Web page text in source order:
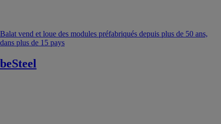
Balat vend et loue des modules préfabriqués depuis plus de 50 ans,
dans plus de 15 pays
beSteel